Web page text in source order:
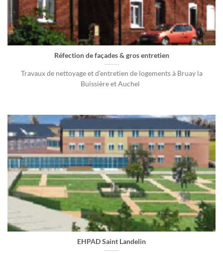
Réfection de façades & gros entretien
Travaux de nettoyage et d’entretien de logements à Bruay la
Buissière et Auchel
EHPAD Saint Landelin